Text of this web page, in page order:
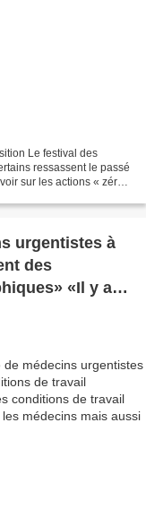
Le festival des
ressassent le passé
sur les actions « zéro
urgentistes à
des
«Il y a
travail dans
pour les